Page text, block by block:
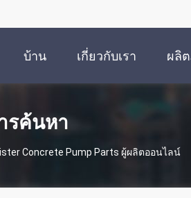
บ้าน เกี่ยวกับเรา ผลิ
รค้นหา
Concrete Pump Parts ผู้ผลิตออนไลน์